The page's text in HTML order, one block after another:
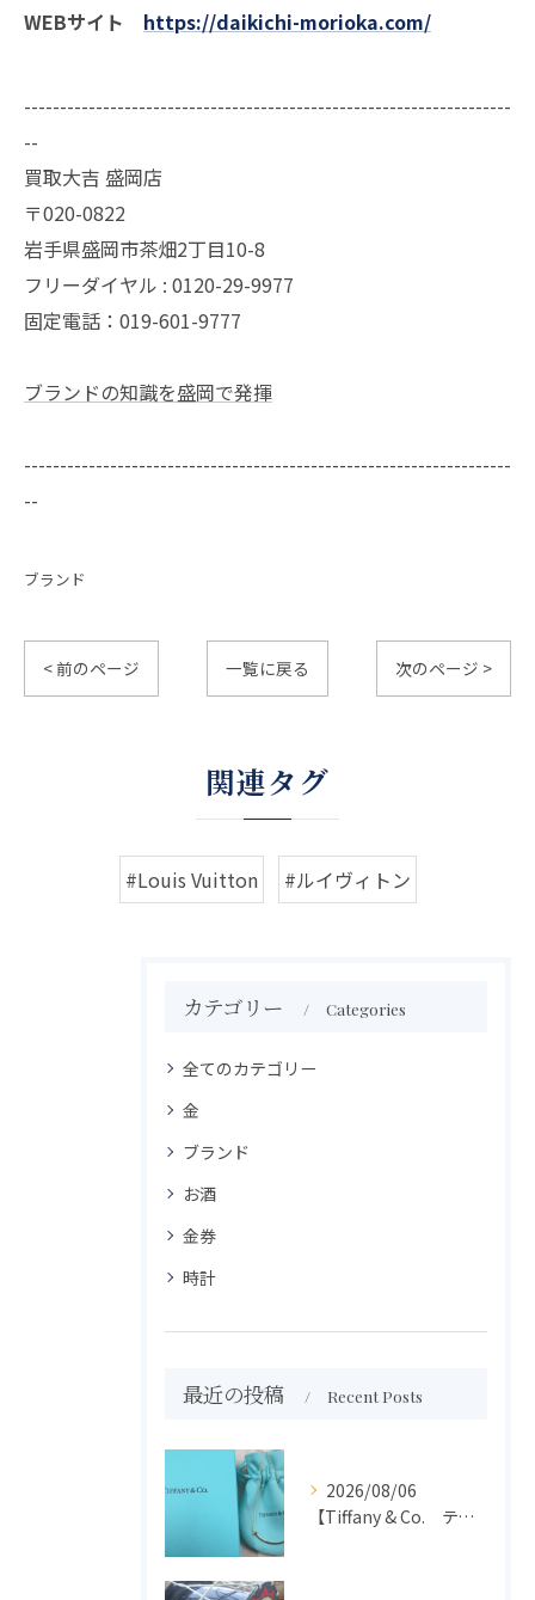
WEBサイト https://daikichi-morioka.com/
--------------------------------------------------------------------
--
買取大吉 盛岡店
〒020-0822
岩手県盛岡市茶畑2丁目10-8
フリーダイヤル : 0120-29-9977
固定電話：019-601-9777
ブランドの知識を盛岡で発揮
--------------------------------------------------------------------
--
ブランド
< 前のページ 一覧に戻る 次のページ >
関連タグ
#Louis Vuitton #ルイヴィトン
カテゴリー Categories
全てのカテゴリー
金
ブランド
お酒
金券
時計
最近の投稿 Recent Posts
2026/08/06
【Tiffany & Co. ティファニー】買取 大吉盛岡店 アクセサリー買取しました！！